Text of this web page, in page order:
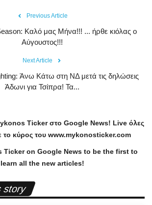
Previous Article
Kαλό μας Μήνα!!! ... ήρθε κιόλας ο
Αύγουστος!!!
Next Article
Άνω Κάτω στη ΝΔ μετά τις δηλώσεις
Άδωνι για Τσίπρα! Τα...
Tickerστο Google News! Liveόλες
το κύρος του www.mykonosticker.com
Ticker on Google News to be the first to
learn all the new articles!
story